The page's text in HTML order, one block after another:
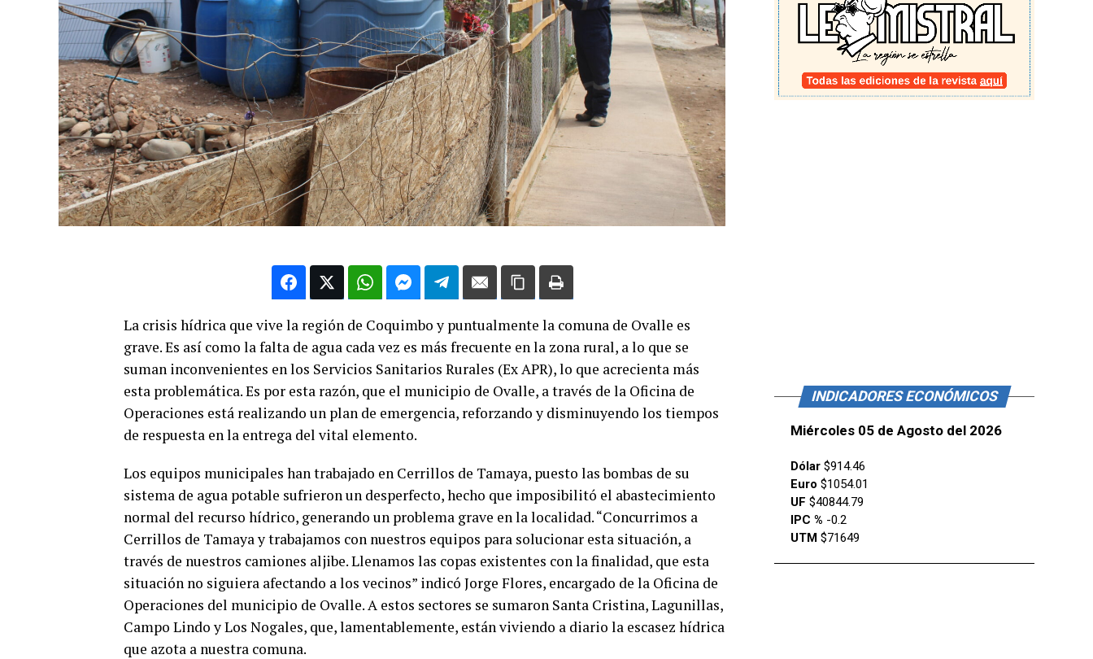
La crisis hídrica que vive la región de Coquimbo y puntualmente la comuna de Ovalle es
grave. Es así como la falta de agua cada vez es más frecuente en la zona rural, a lo que se
suman inconvenientes en los Servicios Sanitarios Rurales (Ex APR), lo que acrecienta más
esta problemática. Es por esta razón, que el municipio de Ovalle, a través de la Oficina de
Operaciones está realizando un plan de emergencia, reforzando y disminuyendo los tiempos
de respuesta en la entrega del vital elemento.
Los equipos municipales han trabajado en Cerrillos de Tamaya, puesto las bombas de su
sistema de agua potable sufrieron un desperfecto, hecho que imposibilitó el abastecimiento
normal del recurso hídrico, generando un problema grave en la localidad. “Concurrimos a
Cerrillos de Tamaya y trabajamos con nuestros equipos para solucionar esta situación, a
través de nuestros camiones aljibe. Llenamos las copas existentes con la finalidad, que esta
situación no siguiera afectando a los vecinos” indicó Jorge Flores, encargado de la Oficina de
Operaciones del municipio de Ovalle. A estos sectores se sumaron Santa Cristina, Lagunillas,
Campo Lindo y Los Nogales, que, lamentablemente, están viviendo a diario la escasez hídrica
que azota a nuestra comuna.
INDICADORES ECONÓMICOS
Miércoles 05 de Agosto del 2026
Dólar $914.46
Euro $1054.01
UF $40844.79
IPC % -0.2
UTM $71649